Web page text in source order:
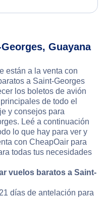
Guayana
están a la venta con
a Saint-Georges
los boletos de avión
de todo el
y consejos para
Leé a continuación
lo que hay para ver y
con CheapOair para
todas tus necesidades
vuelos baratos a Saint-
días de antelación para